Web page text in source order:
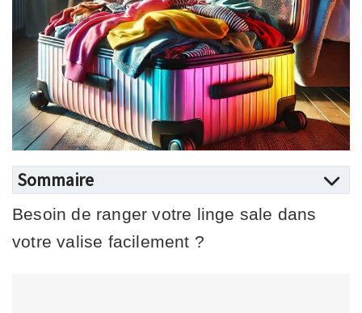
Sommaire
Besoin de ranger votre linge sale dans
votre valise facilement ?